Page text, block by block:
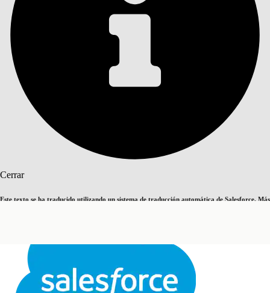
Cerrar
Este texto se ha traducido utilizando un sistema de traducción automática de Salesforce. Más
Cerrar Cerrar
Índice de materias
ÍNDICE DE MATERIAS
Buscar